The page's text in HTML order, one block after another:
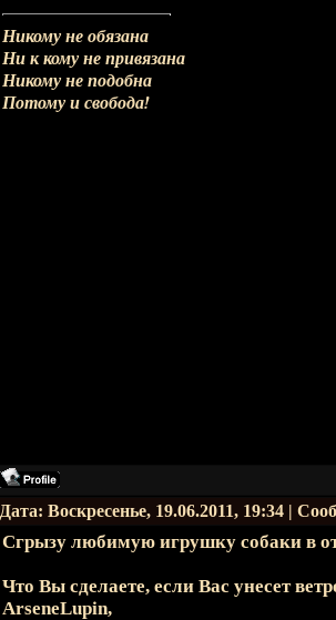
Никому не обязана
Ни к кому не привязана
Никому не подобна
Потому и свобода!
Дата: Воскресенье, 19.06.2011, 19:34 |
Сгрызу любимую игрушку собаки в
Что Вы сделаете, если Вас унесет
ArseneLupin,